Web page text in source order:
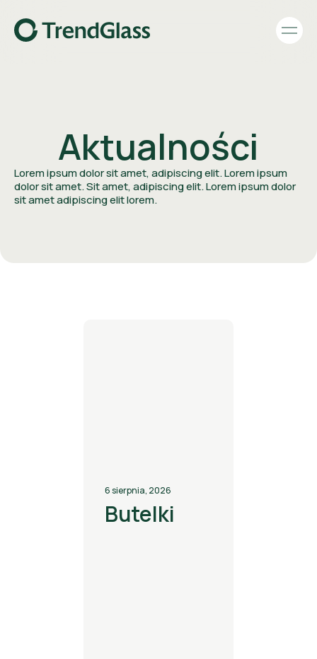
Aktualności
Lorem ipsum dolor sit amet, adipiscing elit. Lorem ipsum
dolor sit amet. Sit amet, adipiscing elit. Lorem ipsum dolor
sit amet adipiscing elit lorem.
6 sierpnia, 2026
Butelki